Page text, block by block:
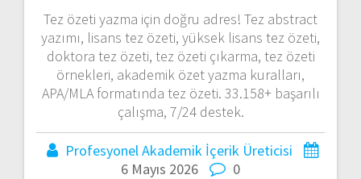
Tez özeti yazma için doğru adres! Tez abstract
yazımı, lisans tez özeti, yüksek lisans tez özeti,
doktora tez özeti, tez özeti çıkarma, tez özeti
örnekleri, akademik özet yazma kuralları,
APA/MLA formatında tez özeti. 33.158+ başarılı
çalışma, 7/24 destek.
Profesyonel Akademik İçerik Üreticisi
6 Mayıs 2026
0